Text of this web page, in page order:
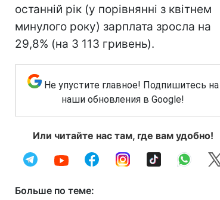
останній рік (у порівнянні з квітнем
минулого року) зарплата зросла на
29,8% (на 3 113 гривень).
Не упустите главное! Подпишитесь на
наши обновления в Google!
Или читайте нас там, где вам удобно!
Больше по теме: